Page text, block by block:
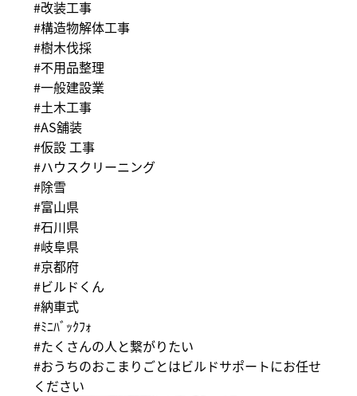
#改装工事
#構造物解体工事
#樹木伐採
#不用品整理
#一般建設業
#土木工事
#AS舖装
#仮設工事
#ハウスクリーニング
#除雪
#富山県
#石川県
#岐阜県
#京都府
#ビルドくん
#納車式
#ﾐﾆﾊﾞｯｸﾌｫ
#たくさんの人と繋がりたい
#おうちのおこまりごとはビルドサポートにお任せ
ください